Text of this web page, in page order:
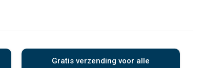
Gratis verzending voor alle